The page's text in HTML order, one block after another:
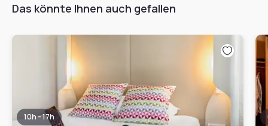
Das könnte Ihnen auch gefallen
10h - 17h